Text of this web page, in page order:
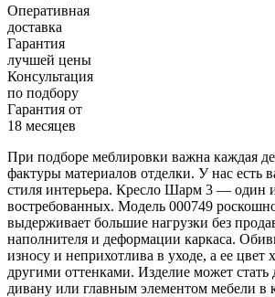
Оперативная
доставка
Гарантия
лучшей цены
Консультация
по подбору
Гарантия от
18 месяцев
При подборе меблировки важна каждая
фактуры материалов отделки. У нас есть
стиля интерьера. Кресло Шарм 3 — один
востребованных. Модель 000749
выдерживает большие нагрузки без
наполнителя и деформации каркаса.
износу и неприхотлива в уходе, а ее цвет
другими оттенками. Изделие может
дивану или главным элементом мебели в